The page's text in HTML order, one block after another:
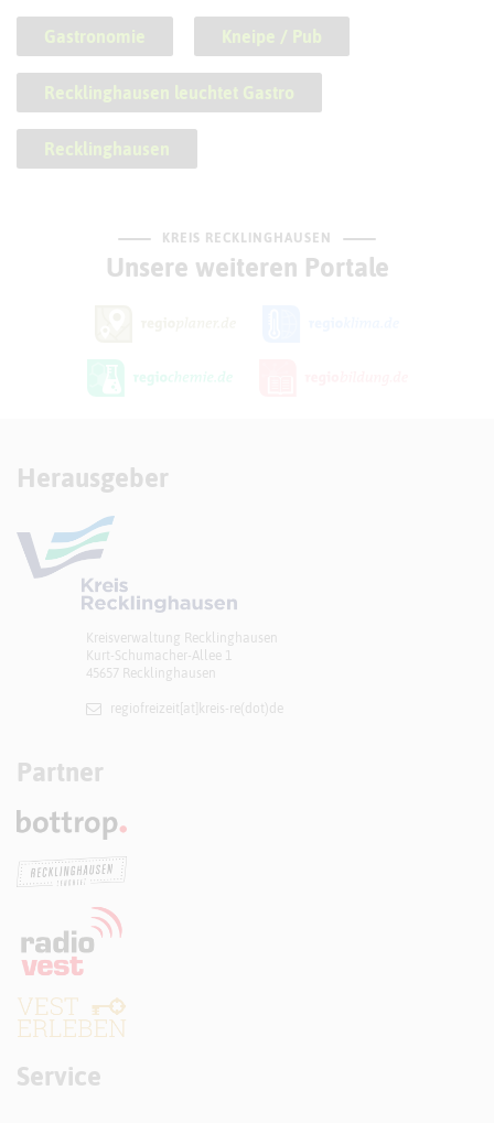
Gastronomie Kneipe / Pub
Recklinghausen leuchtet Gastro
Recklinghausen
KREIS RECKLINGHAUSEN
Unsere weiteren Portale
Herausgeber
Kreisverwaltung Recklinghausen
Kurt-Schumacher-Allee 1
45657 Recklinghausen
regiofreizeit[at]​kreis-re(dot)de
Partner
Service